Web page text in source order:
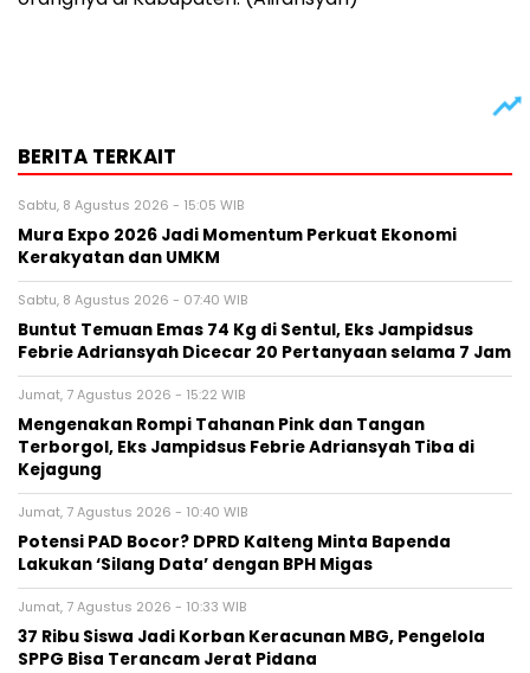
BERITA TERKAIT
Sabtu, 8 Agustus 2026 - 15:05 WIB
Mura Expo 2026 Jadi Momentum Perkuat Ekonomi
Kerakyatan dan UMKM
Sabtu, 8 Agustus 2026 - 07:40 WIB
Buntut Temuan Emas 74 Kg di Sentul, Eks Jampidsus
Febrie Adriansyah Dicecar 20 Pertanyaan selama 7 Jam
Jumat, 7 Agustus 2026 - 15:22 WIB
Mengenakan Rompi Tahanan Pink dan Tangan
Terborgol, Eks Jampidsus Febrie Adriansyah Tiba di
Kejagung
Jumat, 7 Agustus 2026 - 10:40 WIB
Potensi PAD Bocor? DPRD Kalteng Minta Bapenda
Lakukan ‘Silang Data’ dengan BPH Migas
Jumat, 7 Agustus 2026 - 10:33 WIB
37 Ribu Siswa Jadi Korban Keracunan MBG, Pengelola
SPPG Bisa Terancam Jerat Pidana